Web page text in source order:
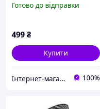
1шт. для спорту та
Готово до відправки
499₴
Купити
Інтернет-магазин Go Active - коли спорт стає стилем життя! 100%